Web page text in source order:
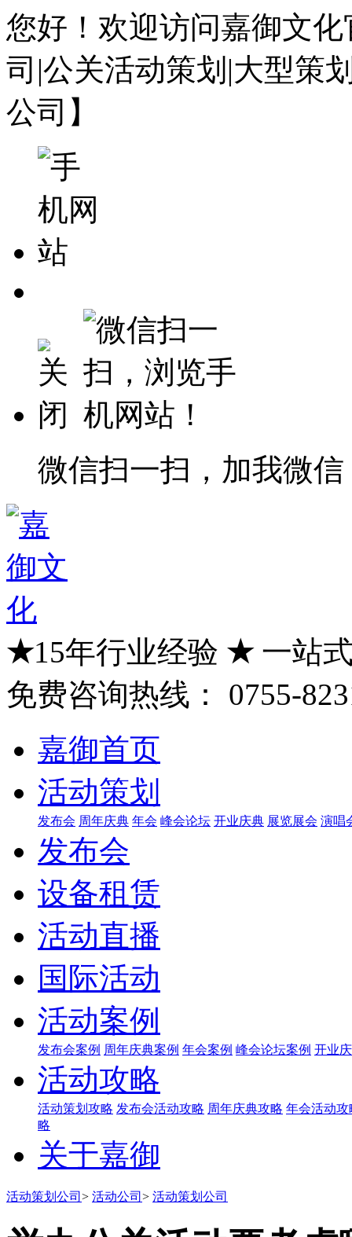
您好！欢迎访问嘉御文
司|公关活动策划|大型策
公司】
微信扫一扫，加我微信
★15年行业经验 ★一站
免费咨询热线：
0755-
嘉御首页
活动策划
发布会 周年庆典 年会 峰会论坛 开业庆典 展览展会 演唱
发布会
设备租赁
活动直播
国际活动
活动案例
发布会案例 周年庆典案例 年会案例 峰会论坛案例 开业
活动攻略
活动策划攻略 发布会活动攻略 周年庆典攻略 年会活动攻
略
关于嘉御
活动策划公司 > 活动公司 > 活动策划公司